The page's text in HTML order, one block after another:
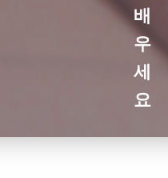
배
우
세
요